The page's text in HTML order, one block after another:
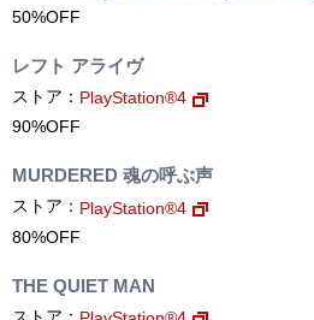
50%OFF
レフト アライヴ
ストア： PlayStation®4
90%OFF
MURDERED 魂の呼ぶ声
ストア： PlayStation®4
80%OFF
THE QUIET MAN
ストア：